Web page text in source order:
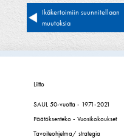
Artikkelien
selaus
Ikäkertoimiin suunnitellaan
muutoksia
Liitto
SAUL 50-vuotta - 1971-2021
Päätöksenteko - Vuosikokoukset
Tavoiteohjelma/ strategia